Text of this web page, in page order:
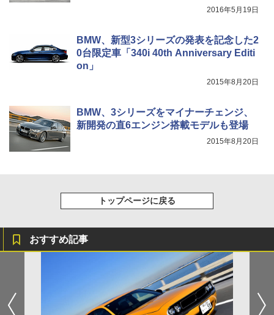
2016年5月19日
BMW、新型3シリーズの発表を記念した2
0台限定車「340i 40th Anniversary Editi
on」
2015年8月20日
BMW、3シリーズをマイナーチェンジ、
新開発の直6エンジン搭載モデルも登場
2015年8月20日
トップページに戻る
おすすめ記事